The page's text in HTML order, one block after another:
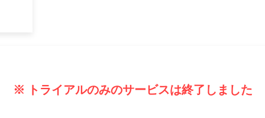
※ トライアルのみのサービスは終了しました